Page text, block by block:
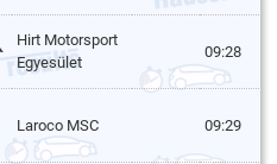
Hirt Motorsport
Egyesület
09:28
Laroco MSC 09:29